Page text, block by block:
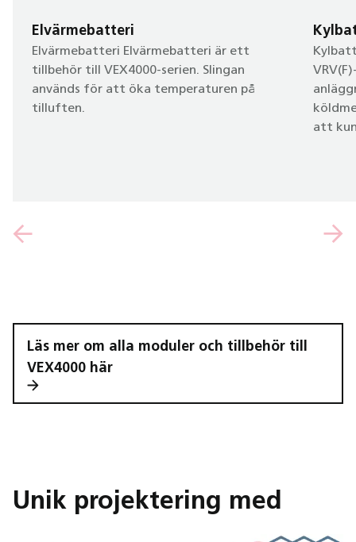
Elvärmebatteri
Elvärmebatteri Elvärmebatteri är ett
tillbehör till VEX4000-serien. Slingan
används för att öka temperaturen på
tilluften.
att
Läs mer om alla moduler och tillbehör till
VEX4000 här
Unik projektering med